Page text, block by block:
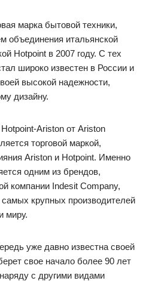
марка бытовой техники,
объединения итальянской
Hotpoint в 2007 году. С тех
широко известен в России и
высокой надежности,
дизайну.
Ariston от Ariston
торговой маркой,
Ariston и Hotpoint. Именно
одним из брендов,
компании Indesit Company,
крупных производителей
миру.
уже давно известна своей
свое начало более 90 лет
с другими видами